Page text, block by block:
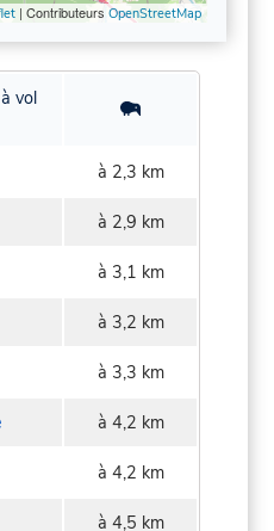
| ContributeursOpenStreetMap
vol
à 2,3 km
à 2,9 km
à 3,1 km
à 3,2 km
à 3,3 km
à 4,2 km
à 4,2 km
à 4,5 km